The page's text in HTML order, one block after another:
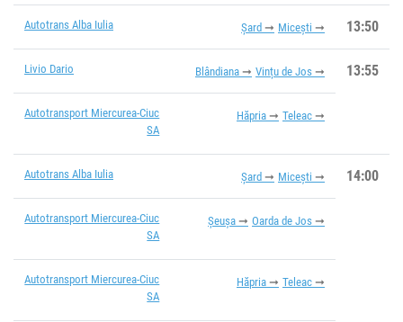
Autotrans Alba Iulia Șard Micești 13:50
Livio Dario Blândiana Vințu de Jos 13:55
Autotransport Miercurea-Ciuc
SA
Hăpria Teleac
Autotrans Alba Iulia Șard Micești 14:00
Autotransport Miercurea-Ciuc
SA
Șeușa Oarda de Jos
Autotransport Miercurea-Ciuc
SA
Hăpria Teleac